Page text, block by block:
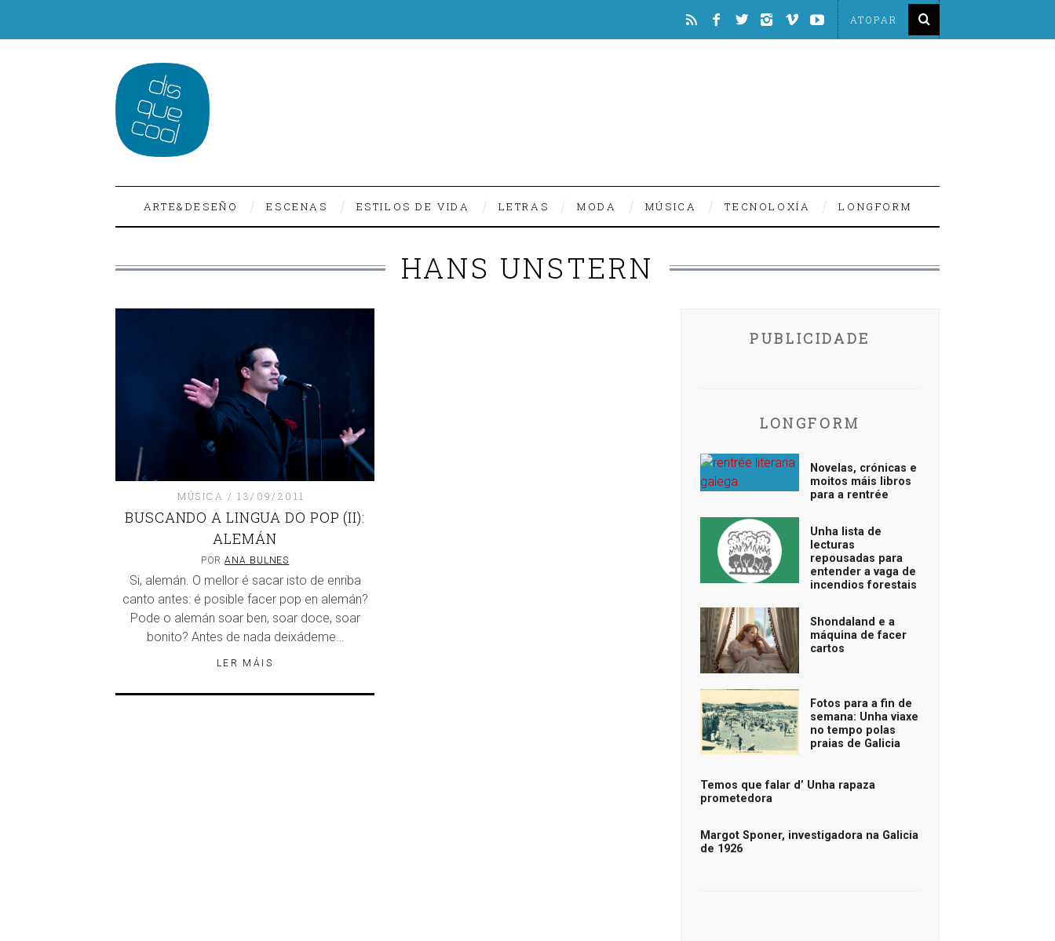
ARTE&DESEÑO ESCENAS ESTILOS DE VIDA LETRAS MODA MÚSICA TECNOLOXÍA LONGFORM
HANS UNSTERN
MÚSICA 13/09/2011
BUSCANDO A LINGUA DO POP (II):
ALEMÁN
PORANA BULNES
Si, alemán. O mellor é sacar isto de enriba
canto antes: é posible facer pop en alemán?
Pode o alemán soar ben, soar doce, soar
bonito? Antes de nada deixádeme…
LER MÁIS
PUBLICIDADE
LONGFORM
Novelas, crónicas e
moitos máis libros
para a rentrée
Unha lista de
lecturas
repousadas para
entender a vaga de
incendios forestais
Shondaland e a
máquina de facer
cartos
Fotos para a fin de
semana: Unha viaxe
no tempo polas
praias de Galicia
Temos que falar d’ Unha rapaza
prometedora
Margot Sponer, investigadora na Galicia
de 1926